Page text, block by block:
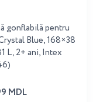
gonflabilă pentru
Blue, 168×38
L, 2+ ani, Intex
MDL